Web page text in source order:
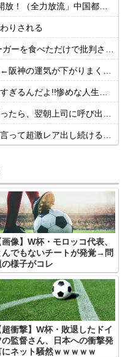
速道路封鎖！」中国ダム「緊急放流に合わせて開門（土砂崩れ発生」→
りされる
を食べただけで批判される
運気が下がりまくるやろな
よ!!惨めな人生受け入れろよ!!」
翌朝上司に呼び出された結果
超激レア出し続ける脳キンw
画像】W杯・モロッコ代表、
んでもないチートが発覚→問
の様子がコレ
超衝撃】W杯・敗退したドイ
の監督さん、日本への衝撃発
にネット騒然ｗｗｗｗｗ